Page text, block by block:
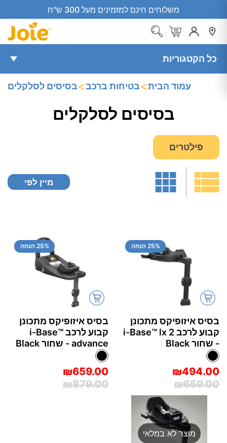
משלוחים חינם למזמינים מעל 300 ש"ח
כל הקטגוריות
בסיסים לסלקלים<בטיחות ברכב<עמוד הבית
בסיסים לסלקלים
פילטרים
מיין לפי
25% הנחה
בסיס איזופיקס מתכונן
קבוע לרכב i-Base™‎ lx 2
- שחור Black
₪494.00
₪659.00
25% הנחה
בסיס איזופיקס מתכונן
קבוע לרכב i-Base™‎
advance - שחור Black
₪659.00
₪879.00
מוצר לא במלאי